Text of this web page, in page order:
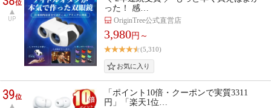
位
UP
った！ 感…
OriginTree公式直営店
3,980円～
(5,310)
39位
「ポイント10倍・クーポンで実質3311
円」「楽天1位…